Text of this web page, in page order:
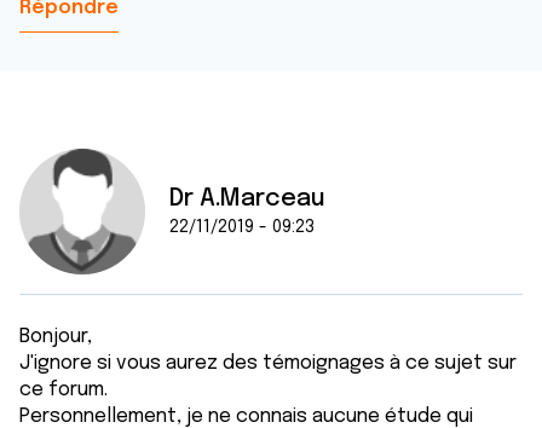
Répondre
Dr A.Marceau
22/11/2019 - 09:23
Bonjour,
J'ignore si vous aurez des témoignages à ce sujet sur
ce forum.
Personnellement, je ne connais aucune étude qui